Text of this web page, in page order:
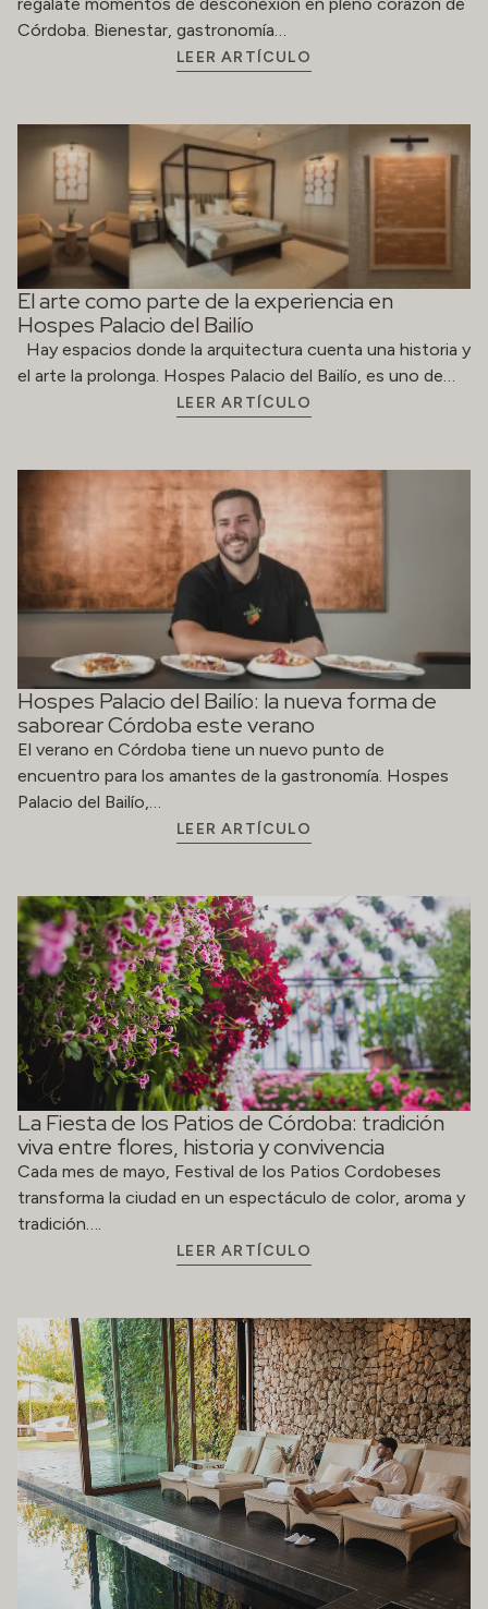
Córdoba. Bienestar, gastronomía…
LEER ARTÍCULO
El arte como parte de la experiencia en
Hospes Palacio del Bailío
Hay espacios donde la arquitectura cuenta una historia y
el arte la prolonga. Hospes Palacio del Bailío, es uno de…
LEER ARTÍCULO
Hospes Palacio del Bailío: la nueva forma de
saborear Córdoba este verano
El verano en Córdoba tiene un nuevo punto de
encuentro para los amantes de la gastronomía. Hospes
Palacio del Bailío,…
LEER ARTÍCULO
La Fiesta de los Patios de Córdoba: tradición
viva entre flores, historia y convivencia
Cada mes de mayo, Festival de los Patios Cordobeses
transforma la ciudad en un espectáculo de color, aroma y
tradición….
LEER ARTÍCULO